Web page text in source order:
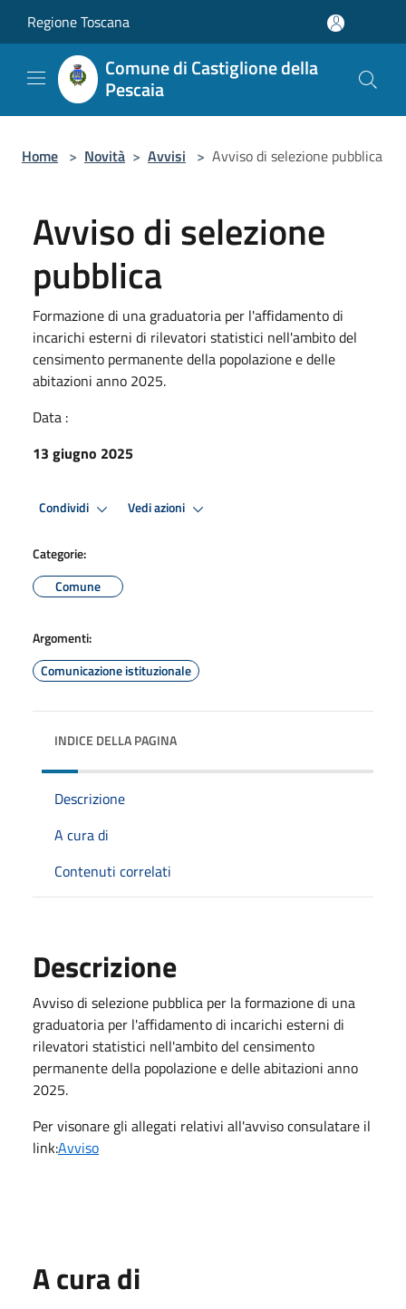
Regione Toscana
Comune di Castiglione della
Pescaia
Home > Novità > Avvisi > Avviso di selezione pubblica
Avviso di selezione
pubblica
Formazione di una graduatoria per l'affidamento di
incarichi esterni di rilevatori statistici nell'ambito del
censimento permanente della popolazione e delle
abitazioni anno 2025.
Data :
13 giugno 2025
Condividi Vedi azioni
Categorie:
Comune
Argomenti:
Comunicazione istituzionale
INDICE DELLA PAGINA
Descrizione
A cura di
Contenuti correlati
Descrizione
Avviso di selezione pubblica per la formazione di una
graduatoria per l'affidamento di incarichi esterni di
rilevatori statistici nell'ambito del censimento
permanente della popolazione e delle abitazioni anno
2025.
Per visonare gli allegati relativi all'avviso consulatare il
link:Avviso
A cura di